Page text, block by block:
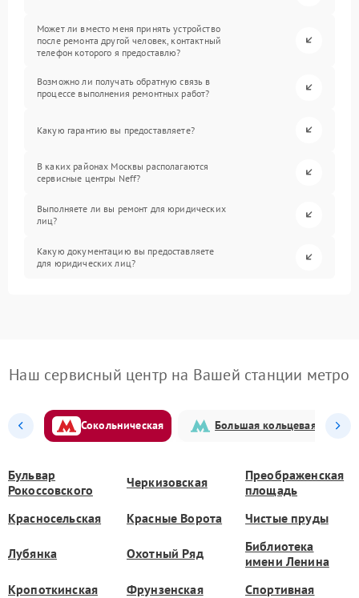
Может ли вместо меня принять устройство
после ремонта другой человек, контактный
телефон которого я предоставлю?
Возможно ли получать обратную связь в
процессе выполнения ремонтных работ?
Какую гарантию вы предоставляете?
В каких районах Москвы располагаются
сервисные центры Neff?
Выполняете ли вы ремонт для юридических
лиц?
Какую документацию вы предоставляете
для юридических лиц?
Наш сервисный центр на Вашей станции метро
Сокольническая Большая кольцевая
Бульвар
Рокоссовского
Черкизовская
Преображенская
площадь
Красносельская
Красные Ворота Чистые пруды
Лубянка Охотный Ряд
Библиотека
имени Ленина
Кропоткинская
Фрунзенская Спортивная